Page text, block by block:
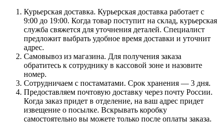
Курьерская доставка. Курьерская доставка работает с
9:00 до 19:00. Когда товар поступит на склад, курьерская
служба свяжется для уточнения деталей. Специалист
предложит выбрать удобное время доставки и уточнит
адрес.
Самовывоз из магазина. Для получения заказа
обратитесь к сотруднику в кассовой зоне и назовите
номер.
Сотрудничаем с постаматами. Срок хранения — 3 дня.
Предоставляем почтовую доставку через почту России.
Когда заказ придет в отделение, на ваш адрес придет
извещение о посылке. Вскрывать коробку
самостоятельно вы можете только после оплаты заказа.